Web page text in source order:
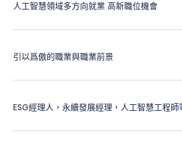
人工智慧領域多方向就業 高新職位機會
引以爲傲的職業與職業前景
ESG經理人，永續發展經理，人工智慧工程師